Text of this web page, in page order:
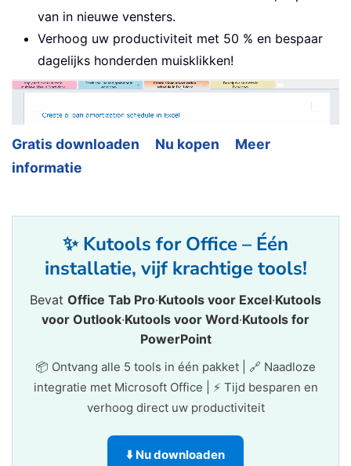
van in nieuwe vensters.
Verhoog uw productiviteit met 50 % en bespaar
dagelijks honderden muisklikken!
Gratis downloaden Nu kopen
Meer
informatie
✨ Kutools for Office – Één
installatie, vijf krachtige tools!
Bevat Office Tab Pro·Kutools voor Excel·Kutools
voor Outlook·Kutools voor Word·Kutools for
PowerPoint
📦 Ontvang alle 5 tools in één pakket | 🔗 Naadloze
integratie met Microsoft Office | ⚡ Tijd besparen en
verhoog direct uw productiviteit
⬇️ Nu downloaden